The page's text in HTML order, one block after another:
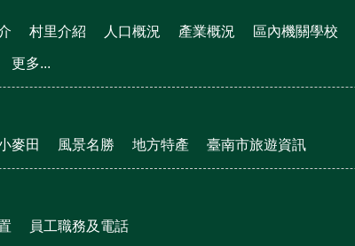
村里介紹 人口概況 產業概況 區內機關學校
更多...
麥田 風景名勝 地方特產 臺南市旅遊資訊
員工職務及電話